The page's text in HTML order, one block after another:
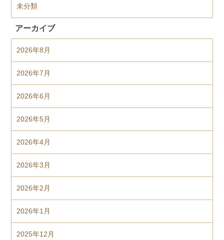
未分類
アーカイブ
2026年8月
2026年7月
2026年6月
2026年5月
2026年4月
2026年3月
2026年2月
2026年1月
2025年12月